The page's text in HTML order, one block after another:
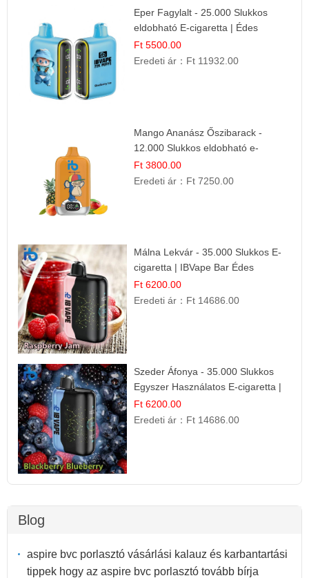
Eper Fagylalt - 25.000 Slukkos
eldobható E-cigaretta | Édes
Desszert Íz
Ft 5500.00
Eredeti ár： Ft 11932.00
Mango Ananász Őszibarack -
12.000 Slukkos eldobható e-
Cigaretta
Ft 3800.00
Eredeti ár： Ft 7250.00
Málna Lekvár - 35.000 Slukkos E-
cigaretta | IBVape Bar Édes
Gyümölcs Íz
Ft 6200.00
Eredeti ár： Ft 14686.00
Szeder Áfonya - 35.000 Slukkos
Egyszer Használatos E-cigaretta |
Prémium Ízélmény
Ft 6200.00
Eredeti ár： Ft 14686.00
Blog
aspire bvc porlasztó vásárlási kalauz és karbantartási
tippek hogy az aspire bvc porlasztó tovább bírja